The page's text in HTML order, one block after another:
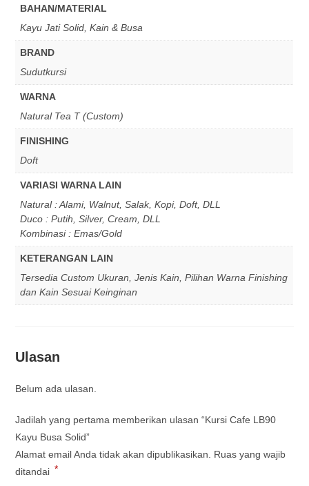
BAHAN/MATERIAL
Kayu Jati Solid, Kain & Busa
BRAND
Sudutkursi
WARNA
Natural Tea T (Custom)
FINISHING
Doft
VARIASI WARNA LAIN
Natural : Alami, Walnut, Salak, Kopi, Doft, DLL
Duco : Putih, Silver, Cream, DLL
Kombinasi : Emas/Gold
KETERANGAN LAIN
Tersedia Custom Ukuran, Jenis Kain, Pilihan Warna Finishing
dan Kain Sesuai Keinginan
Ulasan
Belum ada ulasan.
Jadilah yang pertama memberikan ulasan “Kursi Cafe LB90
Kayu Busa Solid”
Alamat email Anda tidak akan dipublikasikan.
Ruas yang wajib
ditandai *